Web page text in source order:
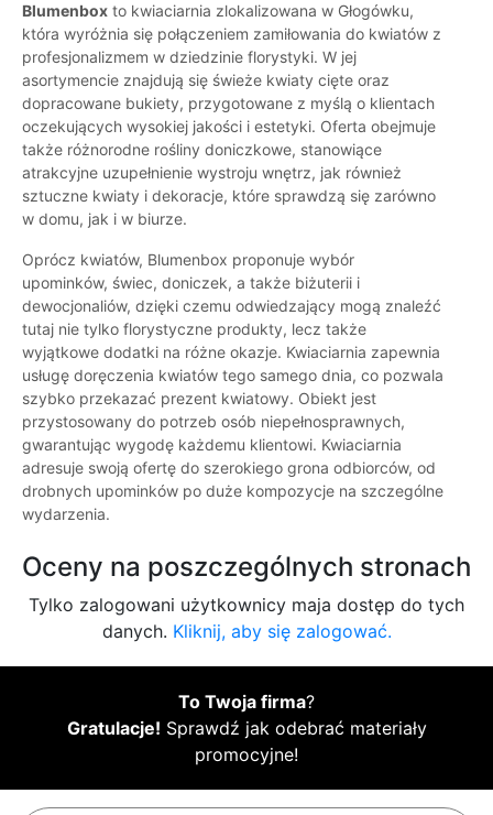
Blumenbox to kwiaciarnia zlokalizowana w Głogówku,
która wyróżnia się połączeniem zamiłowania do kwiatów z
profesjonalizmem w dziedzinie florystyki. W jej
asortymencie znajdują się świeże kwiaty cięte oraz
dopracowane bukiety, przygotowane z myślą o klientach
oczekujących wysokiej jakości i estetyki. Oferta obejmuje
także różnorodne rośliny doniczkowe, stanowiące
atrakcyjne uzupełnienie wystroju wnętrz, jak również
sztuczne kwiaty i dekoracje, które sprawdzą się zarówno
w domu, jak i w biurze.
Oprócz kwiatów, Blumenbox proponuje wybór
upominków, świec, doniczek, a także biżuterii i
dewocjonaliów, dzięki czemu odwiedzający mogą znaleźć
tutaj nie tylko florystyczne produkty, lecz także
wyjątkowe dodatki na różne okazje. Kwiaciarnia zapewnia
usługę doręczenia kwiatów tego samego dnia, co pozwala
szybko przekazać prezent kwiatowy. Obiekt jest
przystosowany do potrzeb osób niepełnosprawnych,
gwarantując wygodę każdemu klientowi. Kwiaciarnia
adresuje swoją ofertę do szerokiego grona odbiorców, od
drobnych upominków po duże kompozycje na szczególne
wydarzenia.
Oceny na poszczególnych stronach
Tylko zalogowani użytkownicy maja dostęp do tych
danych. Kliknij, aby się zalogować.
To Twoja firma?
Gratulacje! Sprawdź jak odebrać materiały
promocyjne!